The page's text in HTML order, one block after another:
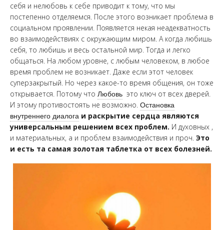
себя и нелюбовь к себе приводит к тому, что мы
постепенно отделяемся. После этого возникает проблема в
социальном проявлении. Появляется некая неадекватность
во взаимодействиях с окружающим миром. А когда любишь
себя, то любишь и весь остальной мир. Тогда и легко
общаться. На любом уровне, с любым человеком, в любое
время проблем не возникает. Даже если этот человек
суперзакрытый. Но через какое-то время общения, он тоже
открывается. Потому что Любовь это ключ от всех дверей.
И этому противостоять не возможно. Остановка
внутреннего диалога и раскрытие сердца являются
универсальным решением всех проблем. И духовных ,
и материальных, а и проблем взаимодействия и проч. Это
и есть та самая золотая таблетка от всех болезней.